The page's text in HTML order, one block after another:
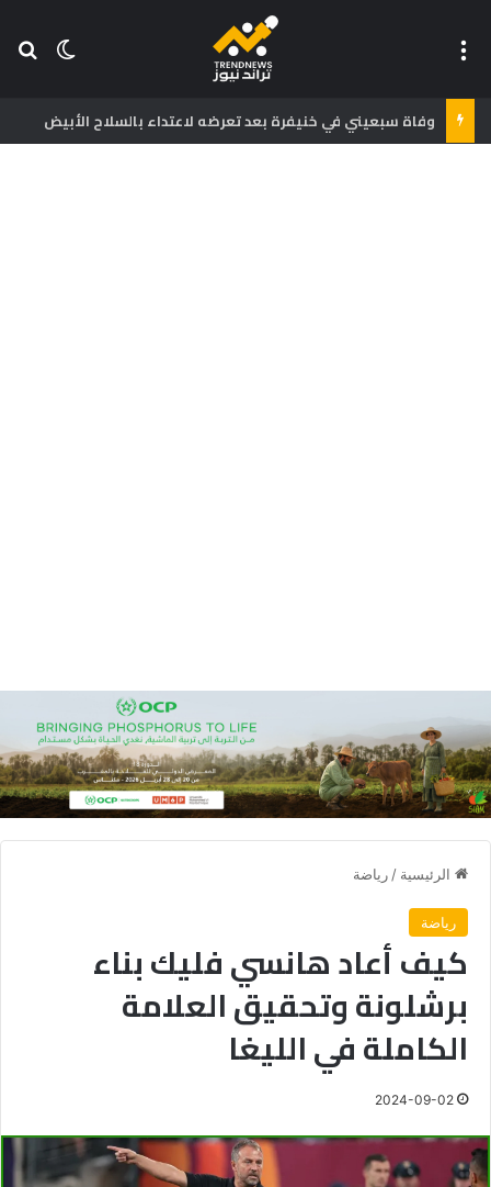
الوضع
وفاة سبعيني في خنيفرة بعد تعرضه لاعتداء بالسلاح الأبيض
الرئيسية / رياضة
رياضة
كيف أعاد هانسي فليك بناء
برشلونة وتحقيق العلامة
الكاملة في الليغا
2024-09-02